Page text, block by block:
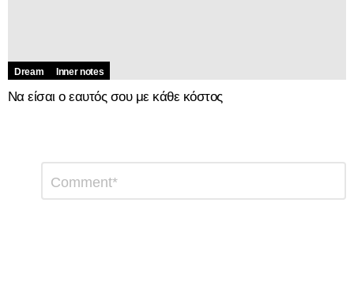
Dream Inner notes
Να είσαι ο εαυτός σου με κάθε κόστος
απάντηση